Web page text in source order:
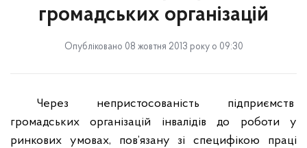
громадських організацій
Опубліковано 08 жовтня 2013 року о 09:30
Через непристосованість підприємств
громадських організацій інвалідів до роботи у
ринкових умовах, пов’язану зі специфікою праці